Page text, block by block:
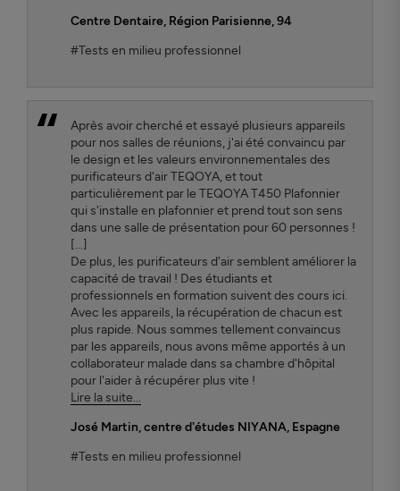
Centre Dentaire, Région Parisienne, 94
#Tests en milieu professionnel
Après avoir cherché et essayé plusieurs appareils
pour nos salles de réunions, j'ai été convaincu par
le design et les valeurs environnementales des
purificateurs d'air TEQOYA, et tout
particulièrement par le TEQOYA T450 Plafonnier
qui s'installe en plafonnier et prend tout son sens
dans une salle de présentation pour 60 personnes !
[...]
De plus, les purificateurs d'air semblent améliorer la
capacité de travail ! Des étudiants et
professionnels en formation suivent des cours ici.
Avec les appareils, la récupération de chacun est
plus rapide. Nous sommes tellement convaincus
par les appareils, nous avons même apportés à un
collaborateur malade dans sa chambre d'hôpital
pour l'aider à récupérer plus vite !
Lire la suite...
José Martin, centre d'études NIYANA, Espagne
#Tests en milieu professionnel